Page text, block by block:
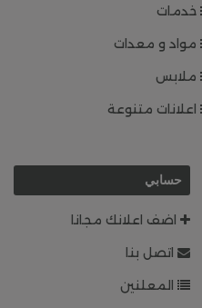
خدمات
مواد و معدات
ملابس
اعلانات متنوعة
حسابي
اضف اعلانك مجانا
اتصل بنا
المعلنين